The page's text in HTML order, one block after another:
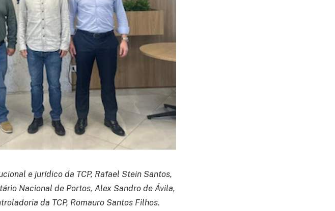
e jurídico da TCP, Rafael Stein Santos,
Nacional de Portos, Alex Sandro de Ávila,
da TCP, Romauro Santos Filhos.